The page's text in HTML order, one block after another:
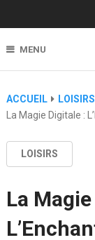
MENU
ACCUEIL
LOISIRS
La Magie Digitale :
LOISIRS
La